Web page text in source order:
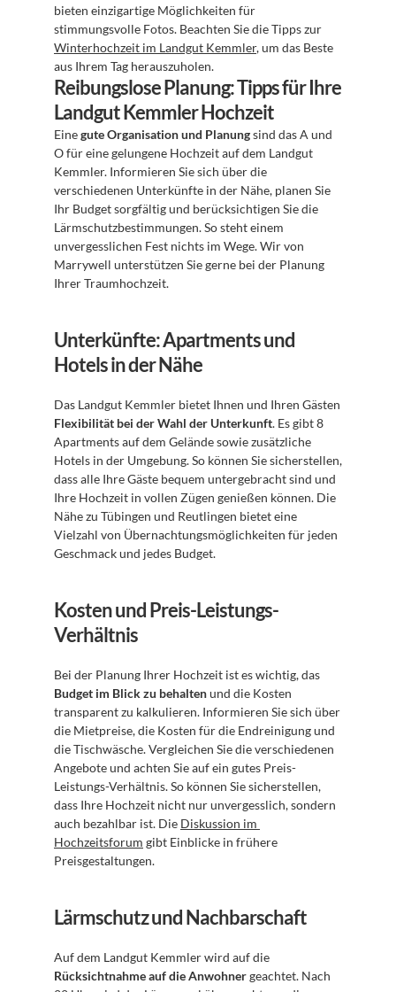
bieten einzigartige Möglichkeiten für
Winterhochzeit im Landgut Kemmler, um das Beste
aus Ihrem Tag herauszuholen.
Reibungslose Planung: Tipps für Ihre
Landgut Kemmler Hochzeit
Eine gute Organisation und Planung sind das A und
O für eine gelungene Hochzeit auf dem Landgut
Kemmler. Informieren Sie sich über die
verschiedenen Unterkünfte in der Nähe, planen Sie
Ihr Budget sorgfältig und berücksichtigen Sie die
Lärmschutzbestimmungen. So steht einem
unvergesslichen Fest nichts im Wege. Wir von
Marrywell unterstützen Sie gerne bei der Planung
Ihrer Traumhochzeit.
Unterkünfte: Apartments und
Hotels in der Nähe
Flexibilität bei der Wahl der Unterkunft. Es gibt 8
Apartments auf dem Gelände sowie zusätzliche
Hotels in der Umgebung. So können Sie sicherstellen,
dass alle Ihre Gäste bequem untergebracht sind und
Ihre Hochzeit in vollen Zügen genießen können. Die
Nähe zu Tübingen und Reutlingen bietet eine
Vielzahl von Übernachtungsmöglichkeiten für jeden
Geschmack und jedes Budget.
Kosten und Preis-Leistungs-
Verhältnis
Budget im Blick zu behalten und die Kosten
transparent zu kalkulieren. Informieren Sie sich über
die Mietpreise, die Kosten für die Endreinigung und
die Tischwäsche. Vergleichen Sie die verschiedenen
Angebote und achten Sie auf ein gutes Preis-
Leistungs-Verhältnis. So können Sie sicherstellen,
dass Ihre Hochzeit nicht nur unvergesslich, sondern
auch bezahlbar ist. Die Diskussion im
Hochzeitsforum gibt Einblicke in frühere
Preisgestaltungen.
Lärmschutz und Nachbarschaft
Rücksichtnahme auf die Anwohner geachtet. Nach